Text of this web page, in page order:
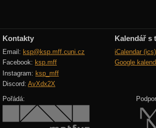
Kontakty
Email: ksp@ksp.mff.cuni.cz
Facebook: ksp.mff
Instagram: ksp_mff
Discord: AvXdx2X
Kalendář s
iCalendar (ics)
Google
Pořádá: